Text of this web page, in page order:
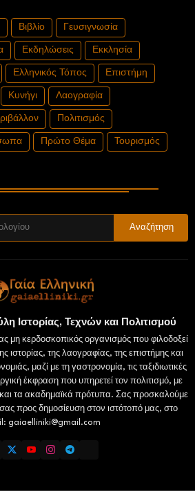
Βιβλίο Γευσιγνωσία
Εκδηλώσεις Εκκλησία
Ελληνικός Τόπος Επιστήμη
Κυνήγι Λαογραφία
Πολιτισμός
Πρώτο Θέμα Τουρισμός
Ιστορίας, Τεχνών και Πολιτισμού
μη κερδοσκοπικός οργανισμός που φιλοδοξεί
ιστορίας, της λαογραφίας, της επιστήμης και
μαζί με τη γαστρονομία, τις ταξιδιωτικές
έκφραση που υπηρετεί τον πολιτισμό, με
τα ακαδημαϊκά πρότυπα. Σας προσκαλούμε
προς δημοσίευση στον ιστότοπό μας, στο
gaiaelliniki@gmail.com